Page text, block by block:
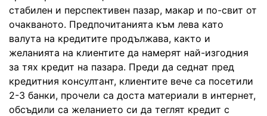
стабилен и перспективен пазар, макар и по-свит от
очакваното. Предпочитанията към лева като
валута на кредитите продължава, както и
желанията на клиентите да намерят най-изгодния
за тях кредит на пазара. Преди да седнат пред
кредитния консултант, клиентите вече са посетили
2-3 банки, прочели са доста материали в интернет,
обсъдили са желанието си да теглят кредит с